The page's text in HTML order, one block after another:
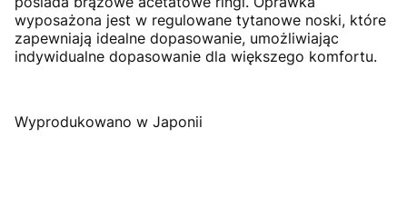
wyposażona jest w regulowane tytanowe noski, które
zapewniają idealne dopasowanie, umożliwiając
indywidualne dopasowanie dla większego komfortu.
Wyprodukowano w Japonii